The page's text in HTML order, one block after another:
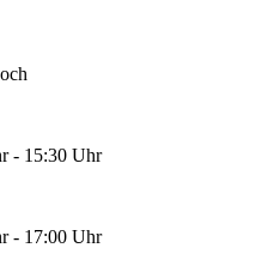
- 15:30 Uhr
- 17:00 Uhr